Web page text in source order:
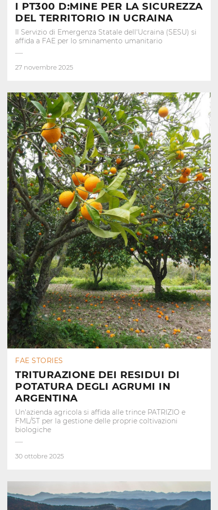
I PT300 D:MINE PER LA SICUREZZA
DEL TERRITORIO IN UCRAINA
Il Servizio di Emergenza Statale dell'Ucraina (SESU) si
affida a FAE per lo sminamento umanitario
27 novembre 2025
FAE STORIES
TRITURAZIONE DEI RESIDUI DI
POTATURA DEGLI AGRUMI IN
ARGENTINA
Un'azienda agricola si affida alle trince PATRIZIO e
FML/ST per la gestione delle proprie coltivazioni
biologiche
30 ottobre 2025